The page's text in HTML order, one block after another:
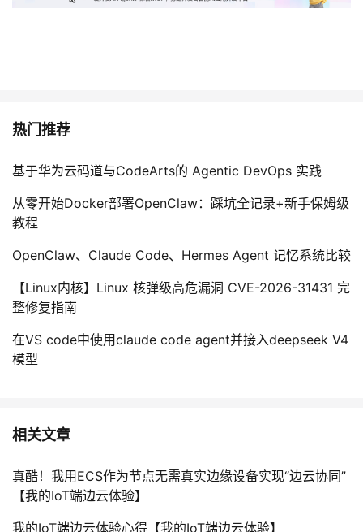
热门推荐
基于华为云码道与CodeArts的 Agentic DevOps 实践
从零开始Docker部署OpenClaw：踩坑全记录+新手保姆级
教程
OpenClaw、Claude Code、Hermes Agent 记忆系统比较
【Linux内核】Linux 核弹级高危漏洞 CVE-2026-31431 完
整修复指南
在VS code中使用claude code agent并接入deepseek V4
模型
相关文章
真酷！我用ECS作为节点无需真实边缘设备实现“边云协同”
【我的IoT端边云体验】
我的IoT端边云体验心得【我的IoT端边云体验】